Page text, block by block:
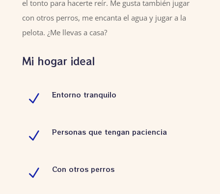
el tonto para hacerte reír. Me gusta también jugar
con otros perros, me encanta el agua y jugar a la
pelota. ¿Me llevas a casa?
Mi hogar ideal
N Entorno tranquilo
N Personas que tengan paciencia
N Con otros perros